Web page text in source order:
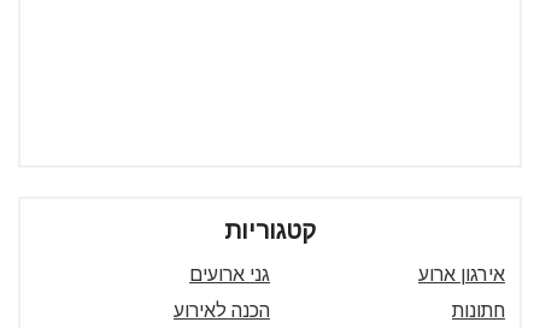
קטגוריות
אירגון ארוע
גני ארועים
חתונות
הכנה לאירוע